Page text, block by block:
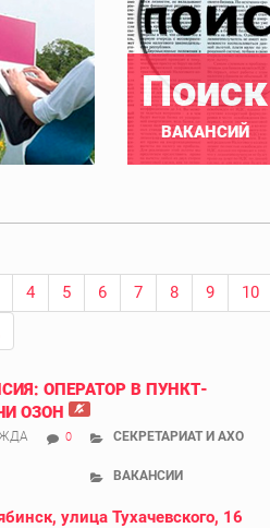
Поиск
ВАКАНСИЙ
4 5 6 7 8 9 10
ОПЕРАТОР В ПУНКТ-
ОЗОН
0 СЕКРЕТАРИАТ И АХО
ВАКАНСИИ
улица Тухачевского, 16